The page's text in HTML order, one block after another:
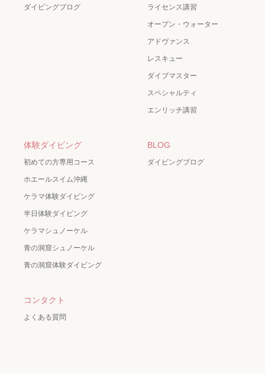
ダイビングブログ ライセンス講習
オープン・ウォーター
アドヴァンス
レスキュー
ダイブマスター
スペシャルティ
エンリッチ講習
体験ダイビング
初めての方専用コース
ホエールスイム沖縄
ケラマ体験ダイビング
半日体験ダイビング
ケラマシュノーケル
青の洞窟シュノーケル
青の洞窟体験ダイビング
BLOG
ダイビングブログ
コンタクト
よくある質問